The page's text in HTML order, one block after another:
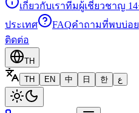
เกี่ยวกับเราทีมผู้เชี่ยวชาญ
ประเทศ
FAQคำถามที่พบบ่อย
ติดต่อ
TH
TH
EN 中 日 한 ع